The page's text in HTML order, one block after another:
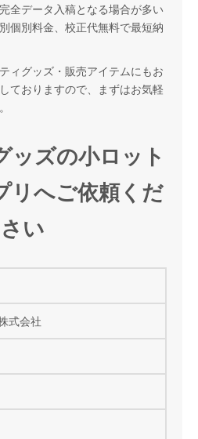
全データ入稿となる場合が多い
個別料金、校正代無料で最短納
ィグッズ・販売アイテムにもお
ておりますので、まずはお気軽
ッズの小ロット
リへご依頼くだ
さい
式会社